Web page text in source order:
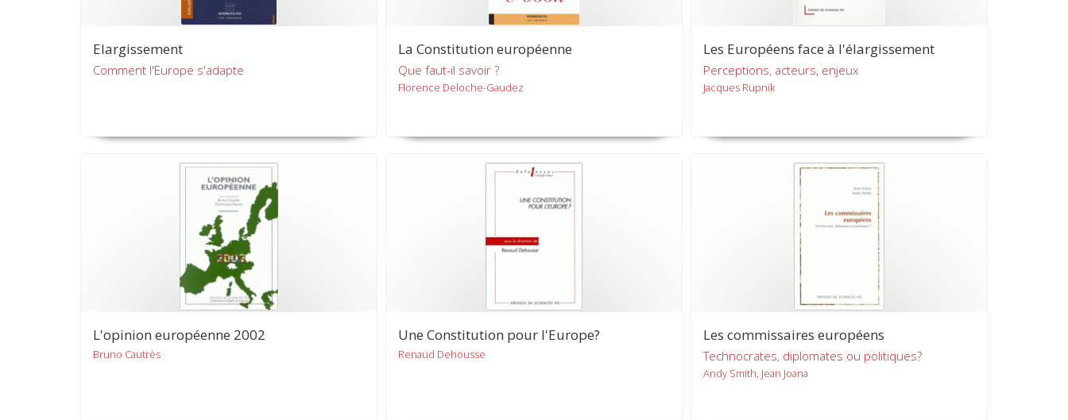
Elargissement
Comment l'Europe s'adapte
La Constitution européenne
Que faut-il savoir ?
Florence Deloche-Gaudez
Les Européens face à l'élargissement
Perceptions, acteurs, enjeux
Jacques Rupnik
L'opinion européenne 2002
Bruno Cautrès
Une Constitution pour l'Europe?
Renaud Dehousse
Les commissaires européens
Technocrates, diplomates ou politiques?
Andy Smith, Jean Joana